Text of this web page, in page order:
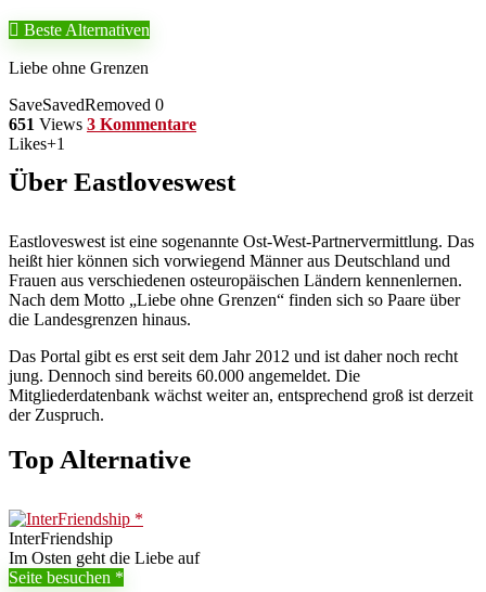
Beste Alternativen
Liebe ohne Grenzen
SaveSavedRemoved 0
651 Views 3 Kommentare
Likes+1
Über Eastloveswest
Eastloveswest ist eine sogenannte Ost-West-Partnervermittlung. Das
heißt hier können sich vorwiegend Männer aus Deutschland und
Frauen aus verschiedenen osteuropäischen Ländern kennenlernen.
Nach dem Motto „Liebe ohne Grenzen“ finden sich so Paare über
die Landesgrenzen hinaus.
Das Portal gibt es erst seit dem Jahr 2012 und ist daher noch recht
jung. Dennoch sind bereits 60.000 angemeldet. Die
Mitgliederdatenbank wächst weiter an, entsprechend groß ist derzeit
der Zuspruch.
Top Alternative
InterFriendship
Im Osten geht die Liebe auf
Seite besuchen